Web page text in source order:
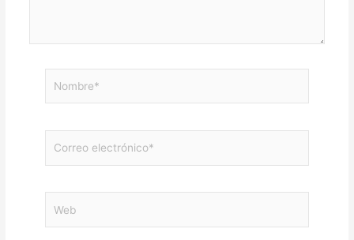
electrónico*